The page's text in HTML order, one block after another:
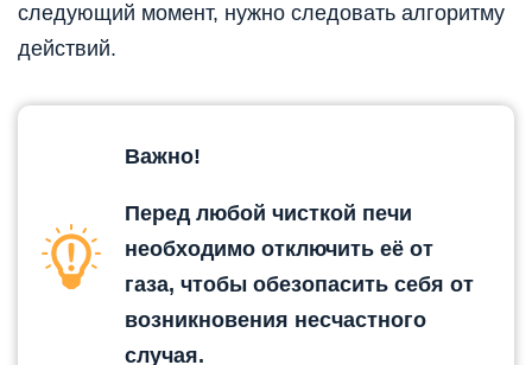
следующий момент, нужно следовать алгоритму
действий.
Важно!
Перед любой чисткой печи
необходимо отключить её от
газа, чтобы обезопасить себя от
возникновения несчастного
случая.